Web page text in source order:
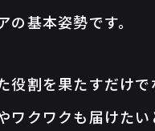
基本姿勢です。
役割を果たすだけで
ワクワクも届けたい